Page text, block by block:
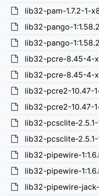
lib32-pam-1.7.2-1-
lib32-pango-
lib32-pango-
lib32-pcre-8.45-4-
lib32-pcre-8.45-4-
lib32-pcre2-10.47-
lib32-pcre2-10.47-
lib32-pcsclite-
lib32-pcsclite-
lib32-pipewire-
lib32-pipewire-
lib32-pipewire-jack-